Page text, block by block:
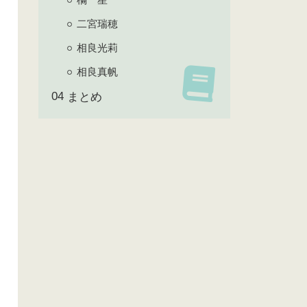
二宮瑞穂
相良光莉
相良真帆
まとめ